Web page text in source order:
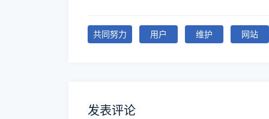
共同努力 用户 维护 网站
发表评论